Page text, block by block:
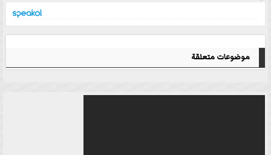
موضوعات متعلقة